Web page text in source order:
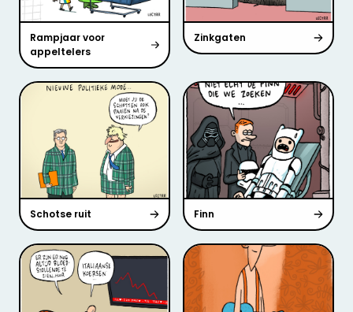
Rampjaar voor
appeltelers
Zinkgaten
Schotse ruit Finn